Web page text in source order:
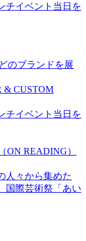
チイベント当日を
のブランドを展
& CUSTOM
チイベント当日を
ON READING）
人々から集めた
国際芸術祭「あい